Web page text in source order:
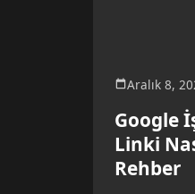
Aralık 8,
Google
Linki
Rehber